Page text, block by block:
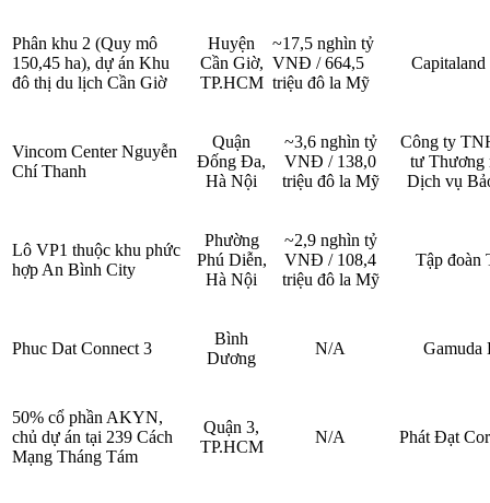
Phân khu 2 (Quy mô
150,45 ha), dự án Khu
đô thị du lịch Cần Giờ
Huyện
Cần Giờ,
TP.HCM
~17,5 nghìn tỷ
VNĐ / 664,5
triệu đô la Mỹ
Vincom Center Nguyễn
Chí Thanh
Quận
Đống Đa,
Hà Nội
~3,6 nghìn tỷ
VNĐ / 138,0
triệu đô la Mỹ
Công ty
tư Thương
Dịch vụ
Lô VP1 thuộc khu phức
hợp An Bình City
Phường
Phú Diễn,
Hà Nội
~2,9 nghìn tỷ
VNĐ / 108,4
triệu đô la Mỹ
Tập đoàn
Phuc Dat Connect 3
Bình
Dương
N/A Gamuda
50% cổ phần AKYN,
chủ dự án tại 239 Cách
Mạng Tháng Tám
Quận 3,
TP.HCM
N/A Phát Đạt